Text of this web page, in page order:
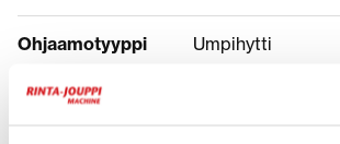
Ohjaamotyyppi Umpihytti
HINTA